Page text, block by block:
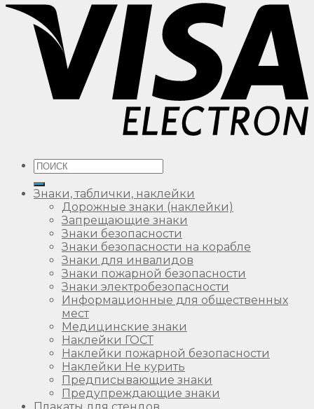
Искать:
Знаки, таблички, наклейки
Дорожные знаки (наклейки)
Запрещающие знаки
Знаки безопасности
Знаки безопасности на корабле
Знаки для инвалидов
Знаки пожарной безопасности
Знаки электробезопасности
Информационные для общественных
мест
Медицинские знаки
Наклейки ГОСТ
Наклейки пожарной безопасности
Наклейки Не курить
Предписывающие знаки
Предупреждающие знаки
Плакаты для стендов